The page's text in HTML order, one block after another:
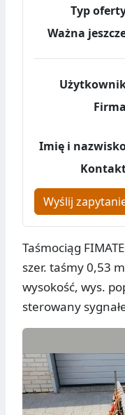
Typ
Ważna
Imię i
Wyślij
Taśmociąg
szer. taśmy 0,53
wysokość, wys.
sterowany